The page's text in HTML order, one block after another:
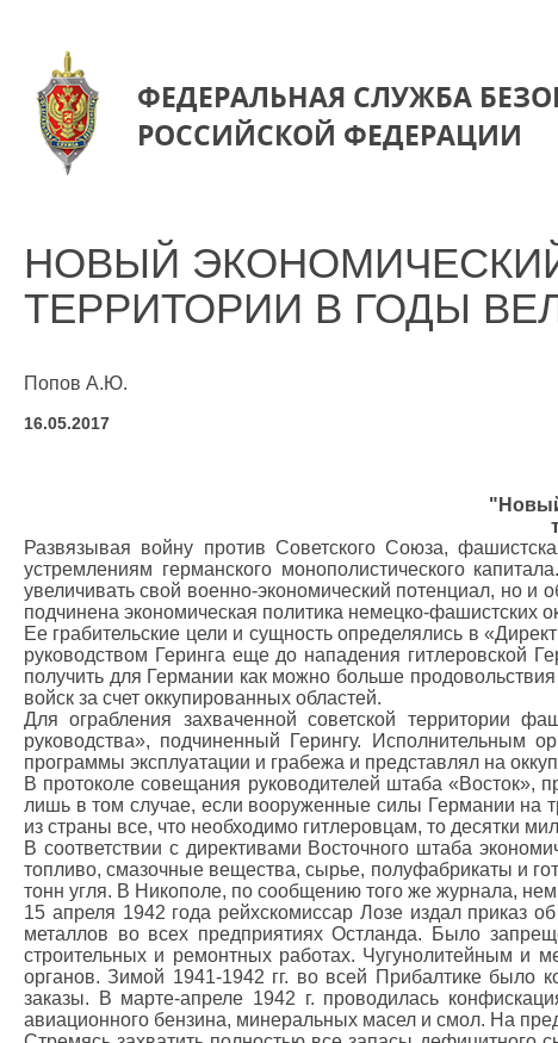
ФЕДЕРАЛЬНАЯ СЛУЖБА
РОССИЙСКОЙ ФЕДЕРАЦИИ
НОВЫЙ
ТЕРРИТОРИИ В ГОДЫ
Попов А.Ю.
16.05.2017
Развязывая войну против Советского Союза,
устремлениям германского монополистического
увеличивать свой военно-экономический потенциал, но
подчинена экономическая политика немецко-фашистских
Ее грабительские цели и сущность определялись в
руководством Геринга еще до нападения гитлеровской
получить для Германии как можно больше
войск за счет оккупированных областей.
Для ограбления захваченной советской территории
руководства», подчиненный Герингу. Исполнительным
программы эксплуатации и грабежа и представлял на
В протоколе совещания руководителей штаба «Восток»,
лишь в том случае, если вооруженные силы Германии на
из страны все, что необходимо гитлеровцам, то десятки
В соответствии с директивами Восточного штаба
топливо, смазочные вещества, сырье, полуфабрикаты и
тонн угля. В Никополе, по сообщению того же журнала,
15 апреля 1942 года рейхскомиссар Лозе издал приказ
металлов во всех предприятиях Остланда. Было
строительных и ремонтных работах. Чугунолитейным и
органов. Зимой 1941-1942 гг. во всей Прибалтике
заказы. В марте-апреле 1942 г. проводилась
авиационного бензина, минеральных масел и смол. На